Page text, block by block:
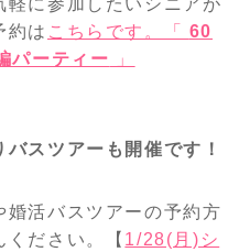
軽に参加したいシニアが
約は こちらです。「 60
パーティー 」
スツアーも開催です！
活バスツアーの予約方
ださい。【 1/28(月)シ